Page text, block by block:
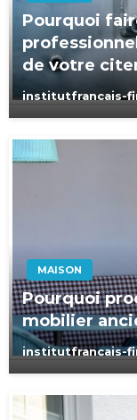
Pourquoi
de votre
institutfrancais-
MAISON
Pourquoi
mobilier
institutfrancais-